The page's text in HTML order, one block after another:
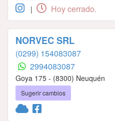
| Hoy cerrado.
NORVEC SRL
(0299) 154083087
2994083087
Goya 175 - (8300) Neuquén
Sugerir cambios